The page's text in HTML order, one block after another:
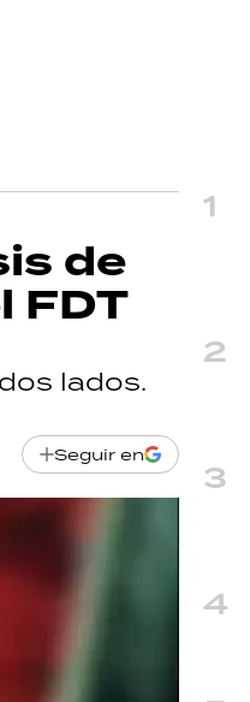
de
FDT
lados.
Seguir en